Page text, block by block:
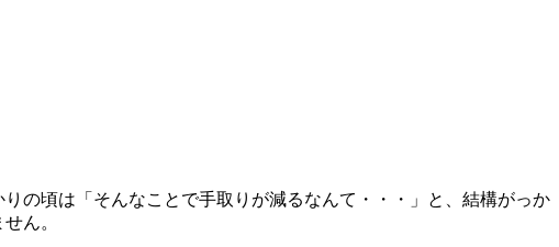
の頃は「そんなことで手取りが減るなんて・・・」と、結構がっか
ん。